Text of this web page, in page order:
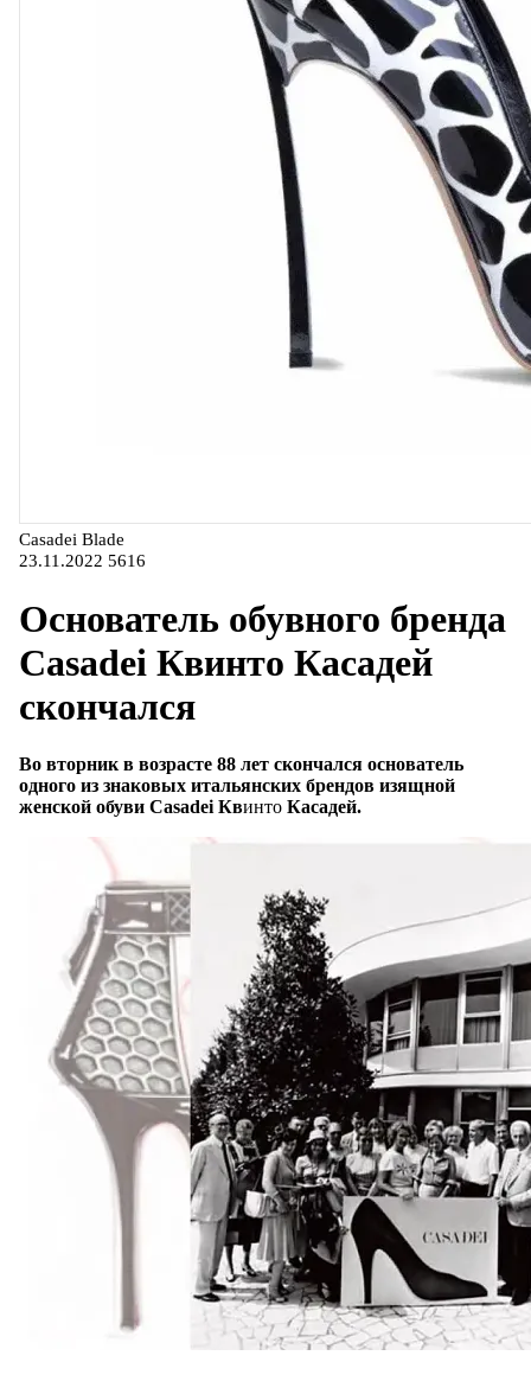
Casadei Blade
23.11.2022 5616
Основатель обувного бренда
Casadei Квинто Касадей
скончался
Во вторник в возрасте 88 лет скончался основатель
одного из знаковых итальянских брендов изящной
женской обуви Casadei Квинто Касадей.